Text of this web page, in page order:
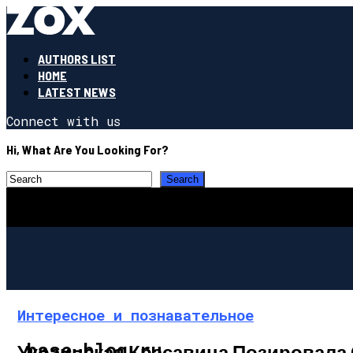
AUTHORS LIST
HOME
LATEST NEWS
Connect with us
Hi, What Are You Looking For?
Интересное и познавательное